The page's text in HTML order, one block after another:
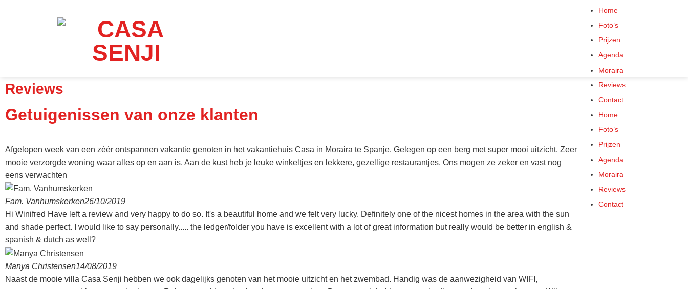
Home
Foto’s
Prijzen
Agenda
Moraira
Reviews
Contact
Home
Foto’s
Prijzen
Agenda
Moraira
Reviews
Contact
Reviews
Getuigenissen van onze klanten
Afgelopen week van een zéér ontspannen vakantie genoten in het vakantiehuis Casa in Moraira te Spanje. Gelegen op een berg met super mooi uitzicht. Zeer
mooie verzorgde woning waar alles op en aan is. Aan de kust heb je leuke winkeltjes en lekkere, gezellige restaurantjes. Ons mogen ze zeker en vast nog
eens verwachten
Fam. Vanhumskerken26/10/2019
Hi Winifred Have left a review and very happy to do so. It's a beautiful home and we felt very lucky. Definitely one of the nicest homes in the area with the sun
and shade perfect. I would like to say personally..... the ledger/folder you have is excellent with a lot of great information but really would be better in english &
spanish & dutch as well?
Manya Christensen14/08/2019
Naast de mooie villa Casa Senji hebben we ook dagelijks genoten van het mooie uitzicht en het zwembad. Handig was de aanwezigheid van WIFI,